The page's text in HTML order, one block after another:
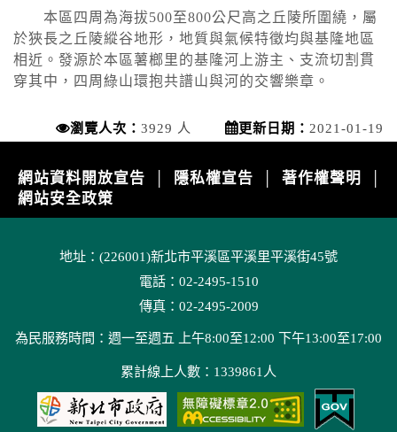
本區四周為海拔500至800公尺高之丘陵所圍繞，屬
於狹長之丘陵縱谷地形，地質與氣候特徵均與基隆地區
相近。發源於本區薯榔里的基隆河上游主、支流切割貫
穿其中，四周綠山環抱共譜山與河的交響樂章。
瀏覽人次： 3929 人 更新日期： 2021-01-19
網站資料開放宣告 隱私權宣告 著作權聲明
網站安全政策
地址：(226001)新北市平溪區平溪里平溪街45號
電話：02-2495-1510
傳真：02-2495-2009
為民服務時間：週一至週五 上午8:00至12:00 下午13:00至17:00
累計線上人數：1339861人